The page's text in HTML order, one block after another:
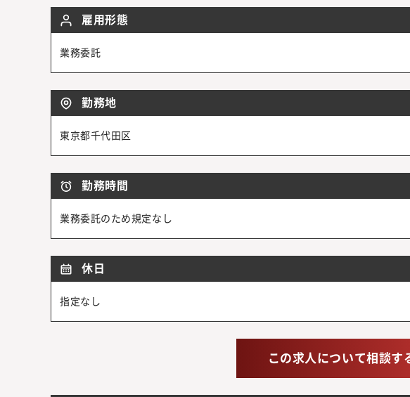
雇用形態
業務委託
勤務地
東京都千代田区
勤務時間
業務委託のため規定なし
休日
指定なし
この求人について相談す